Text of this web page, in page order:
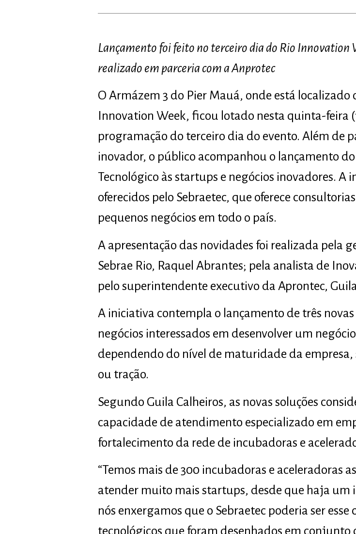
Lançamento foi feito no terceiro dia do Rio Innovation
realizado em parceria com a Anprotec
O Armázem 3 do Pier Mauá, onde está localizado
Innovation Week, ficou lotado nesta quinta-feira
programação do terceiro dia do evento. Além de
inovador, o público acompanhou o lançamento
Tecnológico às startups e negócios inovadores. A
oferecidos pelo Sebraetec, que oferece
pequenos negócios em todo o país.
A apresentação das novidades foi realizada pela
Sebrae Rio, Raquel Abrantes; pela analista de
pelo superintendente executivo da Aprontec,
A iniciativa contempla o lançamento de três
negócios interessados em desenvolver um
dependendo do nível de maturidade da empresa,
ou tração.
Segundo Guila Calheiros, as novas soluções
capacidade de atendimento especializado em
fortalecimento da rede de incubadoras e
“Temos mais de 300 incubadoras e aceleradoras
atender muito mais startups, desde que haja um
nós enxergamos que o Sebraetec poderia ser esse
tecnológicos que foram desenhados em conjunto